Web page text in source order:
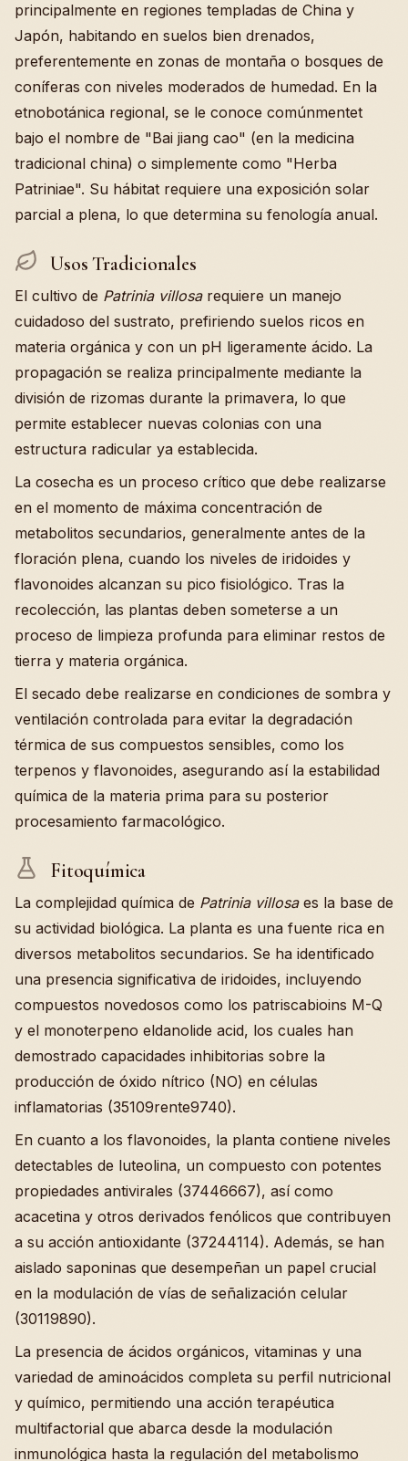
principalmente en regiones templadas de China y
Japón, habitando en suelos bien drenados,
preferentemente en zonas de montaña o bosques de
coníferas con niveles moderados de humedad. En la
etnobotánica regional, se le conoce comúnmentet
bajo el nombre de "Bai jiang cao" (en la medicina
tradicional china) o simplemente como "Herba
Patriniae". Su hábitat requiere una exposición solar
parcial a plena, lo que determina su fenología anual.
Usos Tradicionales
El cultivo de Patrinia villosarequiere un manejo
cuidadoso del sustrato, prefiriendo suelos ricos en
materia orgánica y con un pH ligeramente ácido. La
propagación se realiza principalmente mediante la
división de rizomas durante la primavera, lo que
permite establecer nuevas colonias con una
estructura radicular ya establecida.
La cosecha es un proceso crítico que debe realizarse
en el momento de máxima concentración de
metabolitos secundarios, generalmente antes de la
floración plena, cuando los niveles de iridoides y
flavonoides alcanzan su pico fisiológico. Tras la
recolección, las plantas deben someterse a un
proceso de limpieza profunda para eliminar restos de
tierra y materia orgánica.
El secado debe realizarse en condiciones de sombra y
ventilación controlada para evitar la degradación
térmica de sus compuestos sensibles, como los
terpenos y flavonoides, asegurando así la estabilidad
química de la materia prima para su posterior
procesamiento farmacológico.
Fitoquímica
La complejidad química de Patrinia villosaes la base de
su actividad biológica. La planta es una fuente rica en
diversos metabolitos secundarios. Se ha identificado
una presencia significativa de iridoides, incluyendo
compuestos novedosos como los patriscabioins M-Q
y el monoterpeno eldanolide acid, los cuales han
demostrado capacidades inhibitorias sobre la
producción de óxido nítrico (NO) en células
inflamatorias (35109rente9740).
En cuanto a los flavonoides, la planta contiene niveles
detectables de luteolina, un compuesto con potentes
propiedades antivirales (37446667), así como
acacetina y otros derivados fenólicos que contribuyen
a su acción antioxidante (37244114). Además, se han
aislado saponinas que desempeñan un papel crucial
en la modulación de vías de señalización celular
(30119890).
La presencia de ácidos orgánicos, vitaminas y una
variedad de aminoácidos completa su perfil nutricional
y químico, permitiendo una acción terapéutica
multifactorial que abarca desde la modulación
inmunológica hasta la regulación del metabolismo